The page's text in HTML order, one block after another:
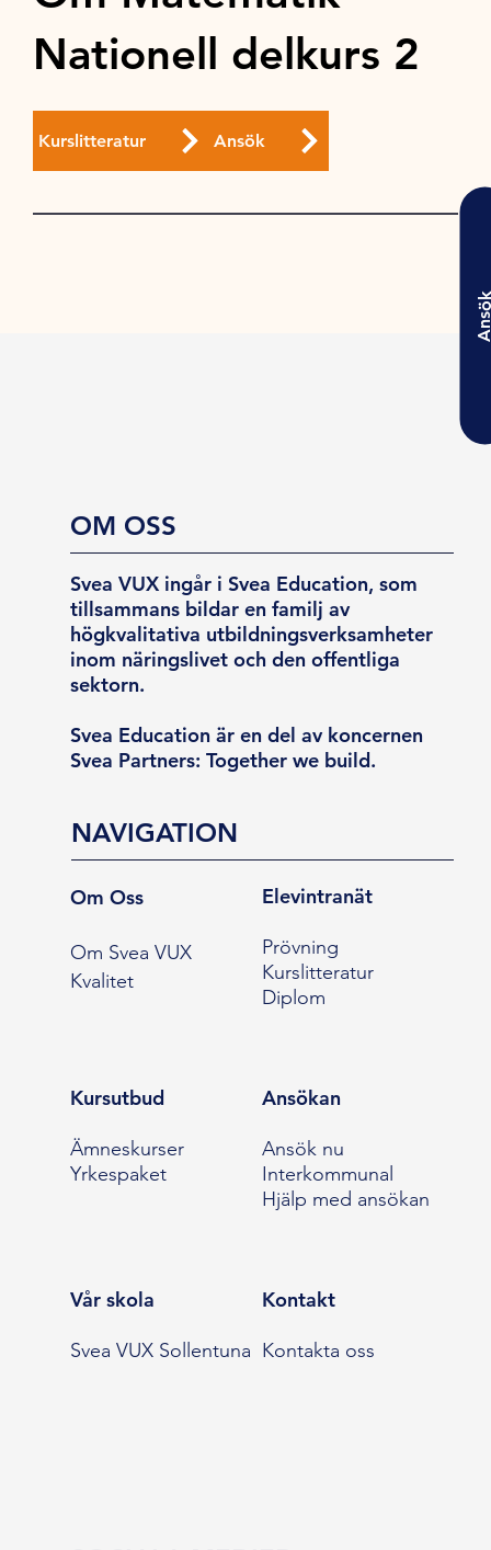
Nationell delkurs 2
Kurslitteratur Ansök
OM OSS
Svea VUX ingår i Svea Education, som
tillsammans bildar en familj av
högkvalitativa utbildningsverksamheter
inom näringslivet och den offentliga
sektorn.
Svea Education är en del av koncernen
Svea Partners: Together we build.
NAVIGATION
Om Oss
Om Svea VUX
Kvalitet
Elevintranät
Prövning
Kurslitteratur
Diplom
Kursutbud
Ämneskurser
Yrkespaket
Ansökan
Ansök nu
Interkommunal
Hjälp med ansökan
Vår skola
Svea VUX Sollentuna
Kontakt
Kontakta oss